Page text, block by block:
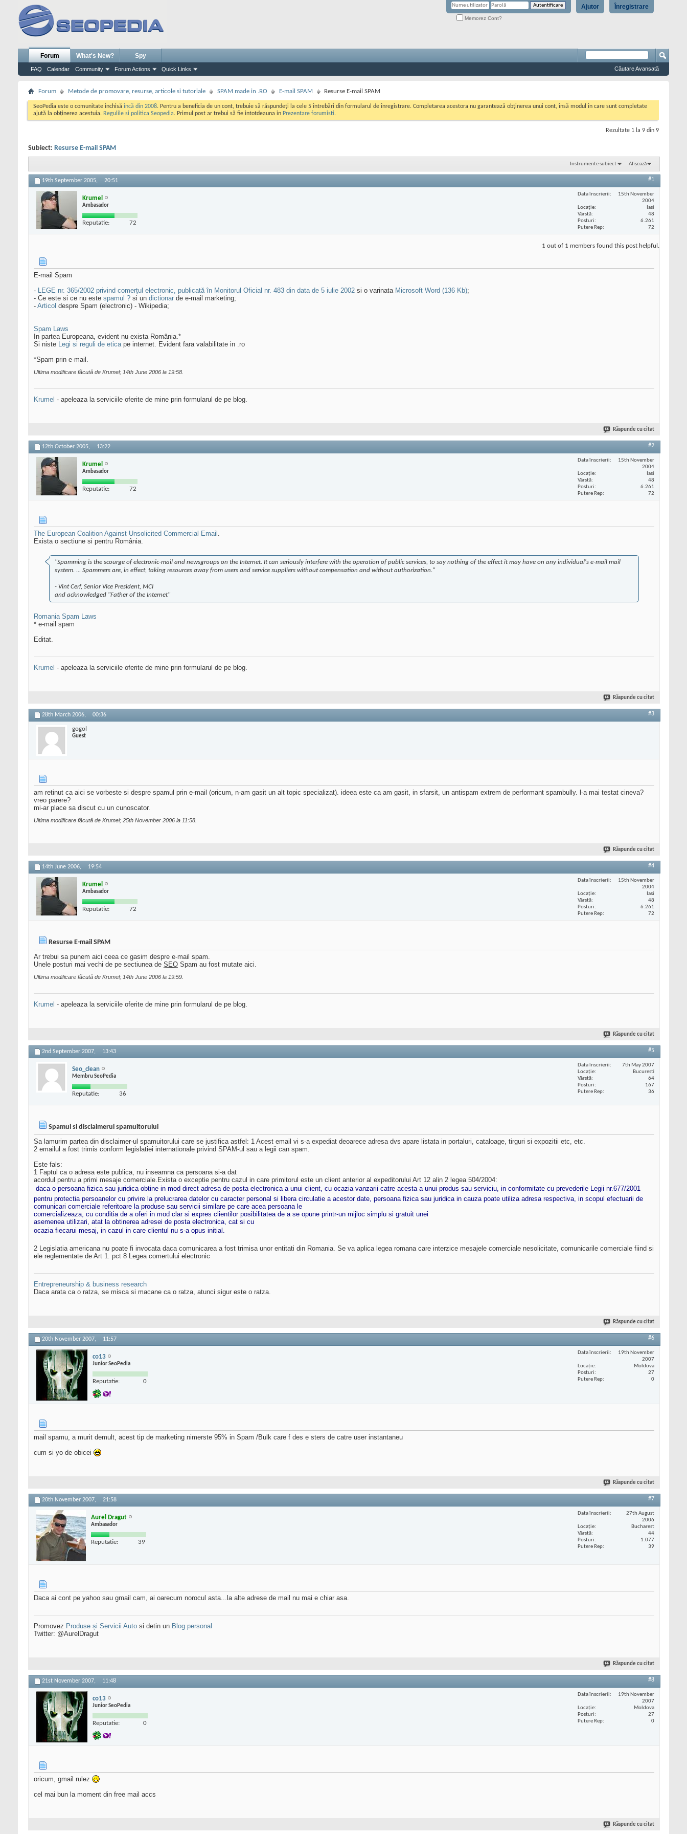
Înregistrare
Ajutor
Memorez Cont?
Forum
FAQ Calendar Community Forum Actions Quick Links
What's New? Spy
Căutare Avansată
Forum Metode de promovare, resurse, articole si tutoriale SPAM made in .RO E-mail SPAM Resurse E-mail SPAM
SeoPedia este o comunitate inchisă incă din 2008. Pentru a beneficia de un cont, trebuie să răspundeți la cele 5 întrebări din formularul de înregistrare. Completarea acestora nu garantează obținerea unui cont, însă modul în care sunt completate
ajută la obținerea acestuia. Regulile si politica Seopedia. Primul post ar trebui să fie intotdeauna in Prezentare forumisti.
Rezultate 1 la 9 din 9
Subiect: Resurse E-mail SPAM
Instrumente subiect Afișează
19th September 2005, 20:51 #1
Krumel
Ambasador
Reputatie: 72
Data înscrierii
15th November
2004
Locaţie
Iasi
Vârstă
48
Posturi
6.261
Putere Rep
72
1 out of 1 members found this post helpful.
E-mail Spam
- LEGE nr. 365/2002 privind comerțul electronic, publicată în Monitorul Oficial nr. 483 din data de 5 iulie 2002 si o varinata Microsoft Word (136 Kb);
- Ce este si ce nu este spamul ? si un dictionar de e-mail marketing;
- Articol despre Spam (electronic) - Wikipedia;
Spam Laws
In partea Europeana, evident nu exista România.*
Si niste Legi si reguli de eticape internet. Evident fara valabilitate in .ro
*Spam prin e-mail.
Ultima modificare făcută de Krumel; 14th June 2006 la 19:58
Krumel - apeleaza la serviciile oferite de mine prin formularul de pe blog.
Răspunde cu citat
12th October 2005, 13:22 #2
Krumel
Ambasador
Reputatie: 72
Data înscrierii
15th November
2004
Locaţie
Iasi
Vârstă
48
Posturi
6.261
Putere Rep
72
The European Coalition Against Unsolicited Commercial Email .
Exista o sectiune si pentru România.
"Spamming is the scourge of electronic-mail and newsgroups on the Internet. It can seriously interfere with the operation of public services, to say nothing of the effect it may have on any individual's e-mail mail
system. ... Spammers are, in effect, taking resources away from users and service suppliers without compensation and without authorization."
- Vint Cerf, Senior Vice President, MCI
and acknowledged "Father of the Internet"
Romania Spam Laws
* e-mail spam
Editat.
Krumel - apeleaza la serviciile oferite de mine prin formularul de pe blog.
Răspunde cu citat
28th March 2006, 00:36 #3
gogol
Guest
am retinut ca aici se vorbeste si despre spamul prin e-mail (oricum, n-am gasit un alt topic specializat). ideea este ca am gasit, in sfarsit, un antispam extrem de performant spambully. l-a mai testat cineva?
vreo parere?
mi-ar place sa discut cu un cunoscator.
Ultima modificare făcută de Krumel; 25th November 2006 la 11:58
Răspunde cu citat
14th June 2006, 19:54 #4
Krumel
Ambasador
Reputatie: 72
Data înscrierii
15th November
2004
Locaţie
Iasi
Vârstă
48
Posturi
6.261
Putere Rep
72
Resurse E-mail SPAM
Ar trebui sa punem aici ceea ce gasim despre e-mail spam.
Unele posturi mai vechi de pe sectiunea de SEO Spam au fost mutate aici.
Ultima modificare făcută de Krumel; 14th June 2006 la 19:59
Krumel - apeleaza la serviciile oferite de mine prin formularul de pe blog.
Răspunde cu citat
2nd September 2007, 13:43 #5
Seo_clean
Membru SeoPedia
Reputatie: 36
Data înscrierii
7th May 2007
Locaţie
Bucuresti
Vârstă
64
Posturi
167
Putere Rep
36
Spamul si disclaimerul spamuitorului
Sa lamurim partea din disclaimer-ul spamuitorului care se justifica astfel: 1 Acest email vi s-a expediat deoarece adresa dvs apare listata in portaluri, cataloage, tirguri si expozitii etc, etc.
2 emailul a fost trimis conform legislatiei internationale privind SPAM-ul sau a legii can spam.
Este fals:
1 Faptul ca o adresa este publica, nu inseamna ca persoana si-a dat
acordul pentru a primi mesaje comerciale.Exista o exceptie pentru cazul in care primitorul este un client anterior al expeditorului Art 12 alin 2 legea 504/2004:
 daca o persoana fizica sau juridica obtine in mod direct adresa de posta electronica a unui client, cu ocazia vanzarii catre acesta a unui produs sau serviciu, in conformitate cu prevederile Legii nr.677/2001
pentru protectia persoanelor cu privire la prelucrarea datelor cu caracter personal si libera circulatie a acestor date, persoana fizica sau juridica in cauza poate utiliza adresa respectiva, in scopul efectuarii de
comunicari comerciale referitoare la produse sau servicii similare pe care acea persoana le
comercializeaza, cu conditia de a oferi in mod clar si expres clientilor posibilitatea de a se opune printr-un mijloc simplu si gratuit unei
asemenea utilizari, atat la obtinerea adresei de posta electronica, cat si cu
ocazia fiecarui mesaj, in cazul in care clientul nu s-a opus initial. 
2 Legislatia americana nu poate fi invocata daca comunicarea a fost trimisa unor entitati din Romania. Se va aplica legea romana care interzice mesajele comerciale nesolicitate, comunicarile comerciale fiind si
ele reglementate de Art 1. pct 8 Legea comertului electronic
Entrepreneurship & business research
Daca arata ca o ratza, se misca si macane ca o ratza, atunci sigur este o ratza.
Răspunde cu citat
20th November 2007, 11:57 #6
co13
Junior SeoPedia
Reputatie: 0
Data înscrierii
19th November
2007
Locaţie
Moldova
Posturi
27
Putere Rep
0
mail spamu, a murit demult, acest tip de marketing nimerste 95% in Spam /Bulk care f des e sters de catre user instantaneu
cum si yo de obicei
Răspunde cu citat
20th November 2007, 21:58 #7
Aurel Dragut
Ambasador
Reputatie: 39
Data înscrierii
27th August
2006
Locaţie
Bucharest
Vârstă
44
Posturi
1.077
Putere Rep
39
Daca ai cont pe yahoo sau gmail cam, ai oarecum norocul asta...la alte adrese de mail nu mai e chiar asa.
Promovez Produse și Servicii Auto si detin un Blog personal
Twitter: @AurelDragut
Răspunde cu citat
21st November 2007, 11:48 #8
co13
Junior SeoPedia
Reputatie: 0
Data înscrierii
19th November
2007
Locaţie
Moldova
Posturi
27
Putere Rep
0
oricum, gmail rulez
cel mai bun la moment din free mail accs
Răspunde cu citat